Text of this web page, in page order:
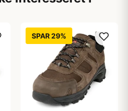
SPAR 29%